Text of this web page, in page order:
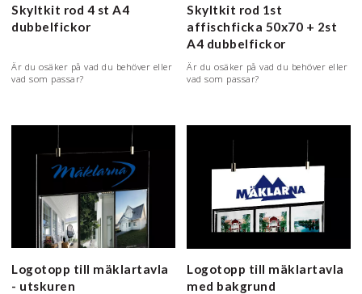
Skyltkit rod 4 st A4
dubbelfickor
Är du osäker på vad du behöver eller
vad som passar?
Skyltkit rod 1st
affischficka 50x70 + 2st
A4 dubbelfickor
Är du osäker på vad du behöver eller
vad som passar?
Logotopp till mäklartavla
- utskuren
Logotopp till mäklartavla
med bakgrund